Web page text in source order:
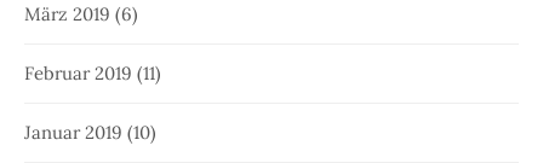
März 2019 (6)
Februar 2019 (11)
Januar 2019 (10)